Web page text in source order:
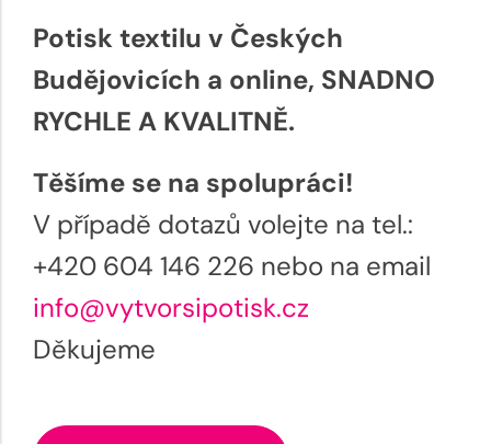
Potisk textilu v Českých
Budějovicích a online, SNADNO
RYCHLE A KVALITNĚ.
Těšíme se na spolupráci!
V případě dotazů volejte na tel.:
+420 604 146 226 nebo na email
info@vytvorsipotisk.cz
Děkujeme